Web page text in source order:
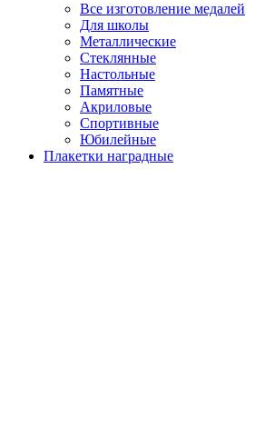
Все изготовление медалей
Для школы
Металлические
Стеклянные
Настольные
Памятные
Акриловые
Спортивные
Юбилейные
Плакетки наградные